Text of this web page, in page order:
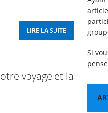
York pendant
LIRE LA SUITE
voyage et la
Si